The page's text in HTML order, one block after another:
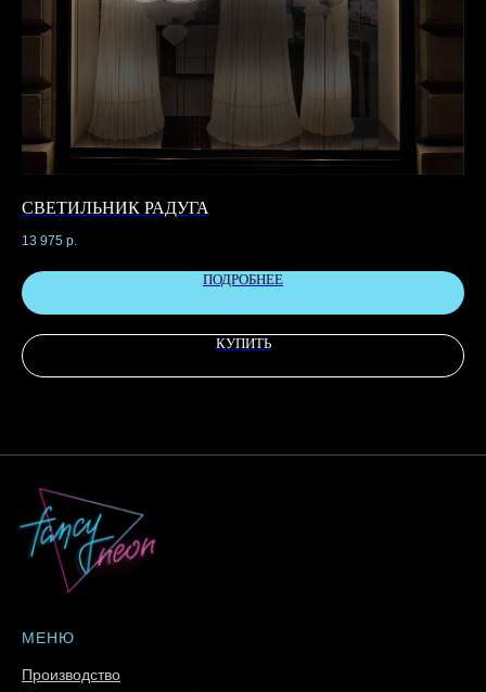
СВЕТИЛЬНИК РАДУГА
13 975 р.
ПОДРОБНЕЕ
КУПИТЬ
МЕНЮ
Производство